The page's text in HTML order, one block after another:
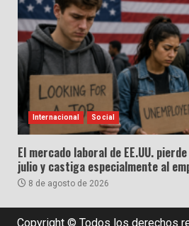
Internacional Social
El mercado laboral de EE.UU.
julio y castiga especialmente al
8 de agosto de 2026
Copyright © Todos los derechos